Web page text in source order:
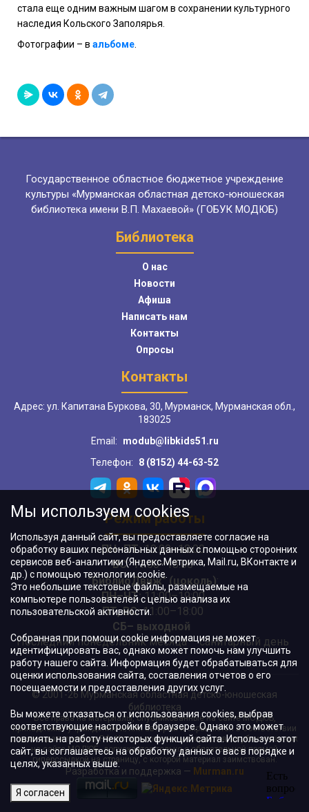
стала еще одним важным шагом в сохранении культурного
наследия Кольского Заполярья.
Фотографии – в альбоме
Государственное областное бюджетное учреждение
культуры «Мурманская областная детско-юношеская
библиотека имени В.П. Махаевой» (ГОБУК МОДЮБ)
Библиотека
О нас
Новости
Афиша
Написать нам
Контакты
Опросы
Контакты
Адрес: ул. Капитана Буркова, 30, Мурманск, Мурманская обл.,
183025
Email:
modub@libkids51.ru
Телефон:
8 (8152) 44-63-52
Режим работы
ПН–ПТ:10:00–18:00
ВС:11:00–18:00
"БиблиоДвиж" (цоколь):
ПН–ЧТ:11:00–19:00
ПТ, ВС:11:00–18:00
СБ– выходной
Последний понедельник месяца – санитарный день
© 2001-26 Мурманская областная детско-юношеская
библиотека
Все права на материалы, опубликованные на сайте МОДЮБ,
принадлежат учреждению и/или авторам и охраняются в соответствии
с законодательством РФ. Использование материалов, опубликованных
на сайте МОДЮБ, допускается только с обязательной прямой
гиперссылкой на страницу, с которой материал заимствован.
Разработка и поддержка — Murman.ru
Мы используем cookies
Используя данный сайт, вы предоставляете согласие на
обработку ваших персональных данных с помощью сторонних
сервисов веб-аналитики (Яндекс.Метрика, Mail.ru, ВКонтакте и
др.) с помощью технологии cookie.
Это небольшие текстовые файлы, размещаемые на
компьютере пользователей с целью анализа их
пользовательской активности.
Собранная при помощи cookie информация не может
идентифицировать вас, однако может помочь нам улучшить
работу нашего сайта. Информация будет обрабатываться для
оценки использования сайта, составления отчетов о его
посещаемости и предоставления других услуг.
Вы можете отказаться от использования cookies, выбрав
соответствующие настройки в браузере. Однако это может
повлиять на работу некоторых функций сайта. Используя этот
сайт, вы соглашаетесь на обработку данных о вас в порядке и
целях, указанных выше.
Я согласен